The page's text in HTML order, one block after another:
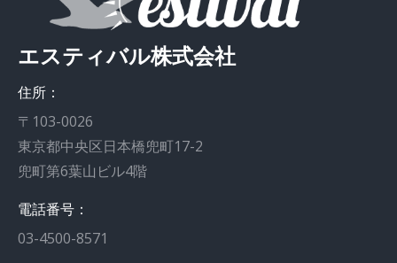
エスティバル株式会社
住所：
〒103-0026
東京都中央区日本橋兜町17-2
兜町第6葉山ビル4階
電話番号：
03-4500-8571